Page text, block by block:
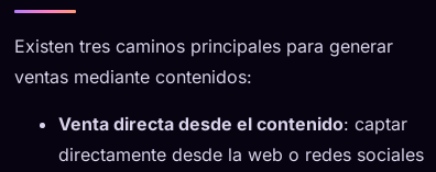
Existen tres caminos principales para generar
ventas mediante contenidos:
Venta directa desde el contenido: captar
directamente desde la web o redes sociales